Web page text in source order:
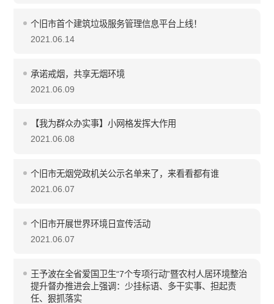
个旧市首个建筑垃圾服务管理信息平台上线！
2021.06.14
承诺戒烟，共享无烟环境
2021.06.09
【我为群众办实事】小网格发挥大作用
2021.06.08
个旧市无烟党政机关公示名单来了，来看看都有谁
2021.06.07
个旧市开展世界环境日宣传活动
2021.06.07
王予波在全省爱国卫生“7个专项行动”暨农村人居环境整治
提升督办推进会上强调：少挂标语、多干实事、担起责
任、狠抓落实